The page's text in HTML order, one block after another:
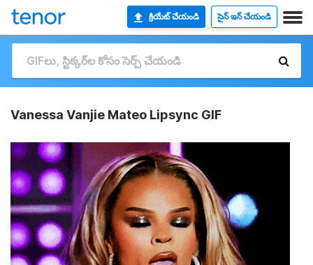
క్రియేట్ చేయండి సైన్ ఇన్ చేయండి
Vanessa Vanjie Mateo Lipsync GIF